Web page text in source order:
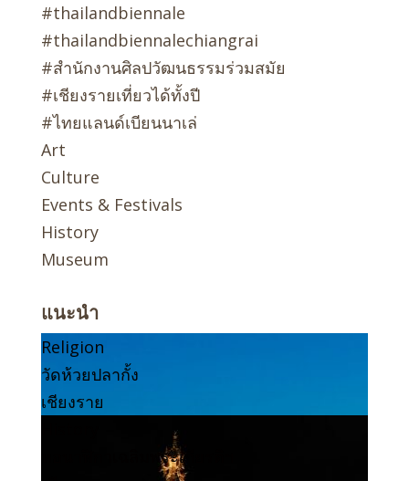
#thailandbiennale
#thailandbiennalechiangrai
#สำนักงานศิลปวัฒนธรรมร่วมสมัย
#เชียงรายเที่ยวได้ทั้งปี
#ไทยแลนด์เบียนนาเล่
Art
Culture
Events & Festivals
History
Museum
แนะนำ
Religion
วัดห้วยปลากั้ง
เชียงราย
หอนาฬิกาเฉลิมพระเกียรติฯ